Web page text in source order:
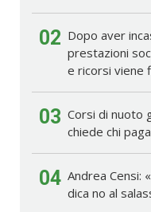
02 Dopo aver
prestazioni
e ricorsi viene
03 Corsi di nuoto
chiede chi
04 Andrea Censi:
dica no al